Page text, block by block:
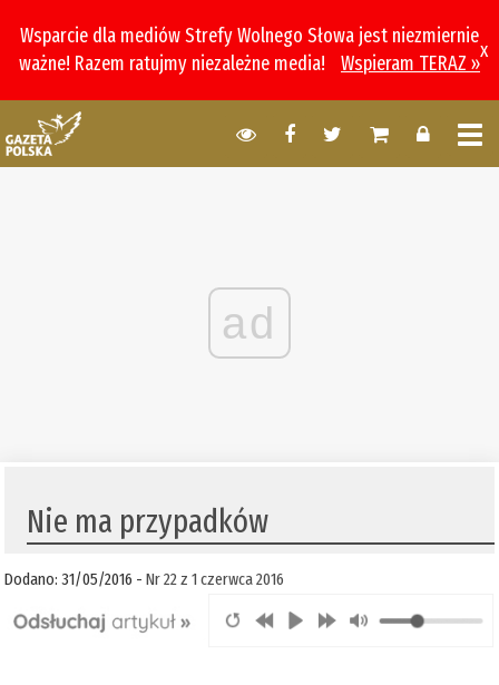
Wsparcie dla mediów Strefy Wolnego Słowa jest niezmiernie
ważne! Razem ratujmy niezależne media!
Wspieram TERAZ »
x
ad
Nie ma przypadków
Dodano: 31/05/2016 -Nr 22 z 1 czerwca 2016